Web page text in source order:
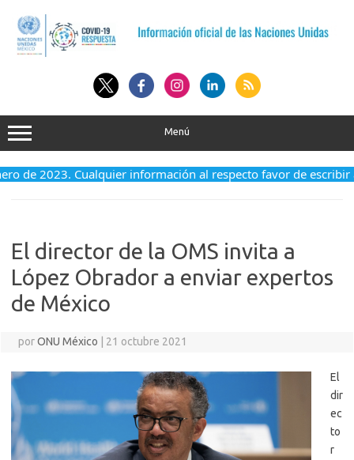
contenido
Menú
de 2023. Cualquier información al respecto favor de escribir
El director de la OMS invita a
López Obrador a enviar expertos
de México
porONU México 21 octubre 2021
El
dir
ec
to
r